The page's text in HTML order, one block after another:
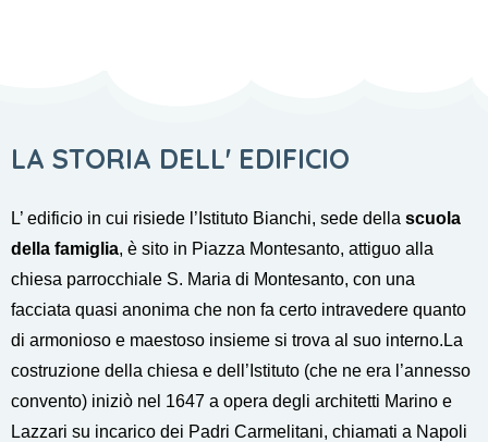
LA STORIA DELL' EDIFICIO
L’ edificio in cui risiede l’Istituto Bianchi, sede della scuola
della famiglia, è sito in Piazza Montesanto, attiguo alla
chiesa parrocchiale S. Maria di Montesanto, con una
facciata quasi anonima che non fa certo intravedere quanto
di armonioso e maestoso insieme si trova al suo interno.La
costruzione della chiesa e dell’Istituto (che ne era l’annesso
convento) iniziò nel 1647 a opera degli architetti Marino e
Lazzari su incarico dei Padri Carmelitani, chiamati a Napoli